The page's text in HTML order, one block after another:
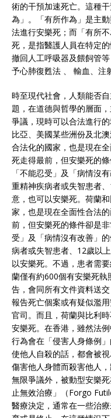
術的干預加速死亡。這種
為」。「有所作為」是主
法進行安樂死；而「有所
死，是指醫護人員在特定
撤回人工呼吸器及餵飼管
予心肺復甦法 、 輸血、注
時至現代社會，人類能否
題，在道德與哲學的層面
爭議，現時可以合法進行
比亞、美國某些洲份及北
合法化的國家，也是現在
死走得最前，但安樂死的
「不能忍受」及「病情沒
重精神疾病者或失智患者
意，也可以安樂死。荷蘭
家，也是現在全面性合法
前，但安樂死的條件卻是
受」及「病情沒有改善」
病者或失智患者、12歲以
以安樂死。不過，患者需
蘭僅有約600個有安樂死
告，會同所有文件資料送
報告死亡個案或有疑似濫
官司。而且，荷蘭與比利
安樂死。在香港，雖然法
行為會在「侵害人身條例
使他人自殺的話，都會被
傷害他人身體而殺害他人
無限爭議外，被動型安樂
止無效治療」（Forgo
醫療決定，通常在一些治